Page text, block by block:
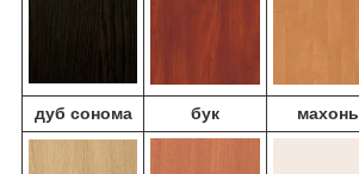
дуб сонома бук махонь